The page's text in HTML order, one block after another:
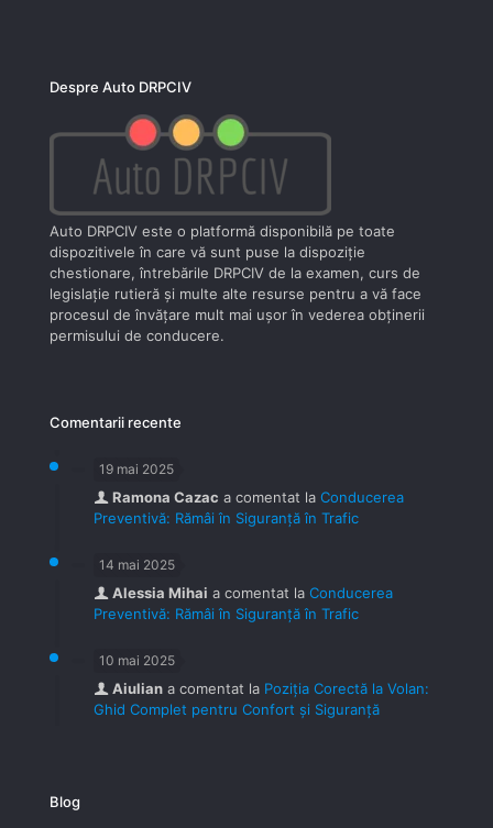
Despre Auto DRPCIV
Auto DRPCIV este o platformă disponibilă pe toate
dispozitivele în care vă sunt puse la dispoziţie
chestionare, întrebările DRPCIV de la examen, curs de
legislaţie rutieră şi multe alte resurse pentru a vă face
procesul de învăţare mult mai uşor în vederea obţinerii
permisului de conducere.
Comentarii recente
19 mai 2025
Ramona Cazac a comentat la Conducerea
Preventivă: Rămâi în Siguranță în Trafic
14 mai 2025
Alessia Mihai a comentat la Conducerea
Preventivă: Rămâi în Siguranță în Trafic
10 mai 2025
Aiulian a comentat la Poziția Corectă la Volan:
Ghid Complet pentru Confort și Siguranță
Blog